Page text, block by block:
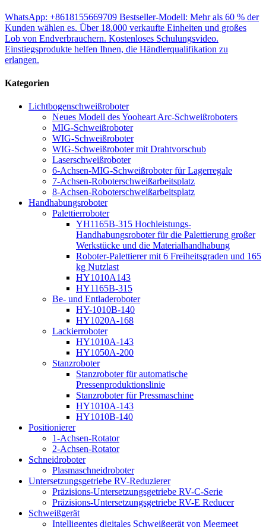
WhatsApp: +8618155669709 Bestseller-Modell: Mehr als 60 % der
Kunden wählen es. Über 18.000 verkaufte Einheiten und großes
Lob von Endverbrauchern. Kostenloses Schulungsvideo.
Einstiegsprodukte helfen Ihnen, die Händlerqualifikation zu
erlangen.
Kategorien
Lichtbogenschweißroboter
Neues Modell des Yooheart Arc-Schweißroboters
MIG-Schweißroboter
WIG-Schweißroboter
WIG-Schweißroboter mit Drahtvorschub
Laserschweißroboter
6-Achsen-MIG-Schweißroboter für Lagerregale
7-Achsen-Roboterschweißarbeitsplatz
8-Achsen-Roboterschweißarbeitsplatz
Handhabungsroboter
Palettierroboter
YH1165B-315 Hochleistungs-
Handhabungsroboter für die Palettierung großer
Werkstücke und die Materialhandhabung
Roboter-Palettierer mit 6 Freiheitsgraden und 165
kg Nutzlast
HY1010A143
HY1165B-315
Be- und Entladeroboter
HY-1010B-140
HY1020A-168
Lackierroboter
HY1010A-143
HY1050A-200
Stanzroboter
Stanzroboter für automatische
Pressenproduktionslinie
Stanzroboter für Pressmaschine
HY1010A-143
HY1010B-140
Positionierer
1-Achsen-Rotator
2-Achsen-Rotator
Schneidroboter
Plasmaschneidroboter
Untersetzungsgetriebe RV-Reduzierer
Präzisions-Untersetzungsgetriebe RV-C-Serie
Präzisions-Untersetzungsgetriebe RV-E Reducer
Schweißgerät
Intelligentes digitales Schweißgerät von Megmeet